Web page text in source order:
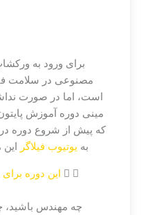
برای ورود به
مصنوعی در سلامت
است، اما در صورت
مینی دوره آموزش
که پیش از شروع دوره در
به یوتیوب فیلاگر
این دوره
چه مهندس باشید،